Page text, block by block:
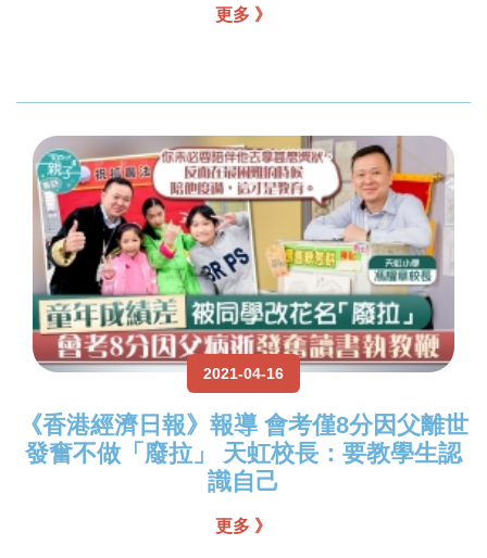
更多 》
2021-04-16
《香港經濟日報》報導 會考僅8分因父離世
發奮不做「廢拉」 天虹校長：要教學生認
識自己
更多 》